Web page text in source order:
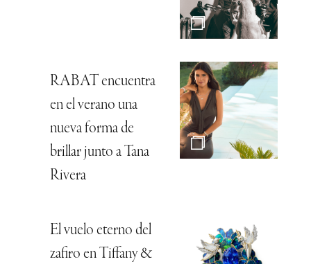
RABAT encuentra
en el verano una
nueva forma de
brillar junto a Tana
Rivera
El vuelo eterno del
zafiro en Tiffany &